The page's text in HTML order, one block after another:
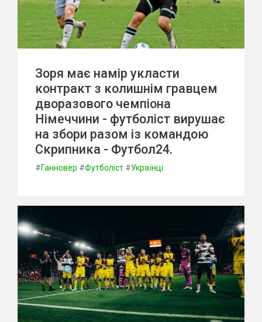
Зоря має намір укласти
контракт з колишнім гравцем
дворазового чемпіона
Німеччини - футболіст вирушає
на збори разом із командою
Скрипника - Футбол24.
#Ганновер #Футболіст #Українці